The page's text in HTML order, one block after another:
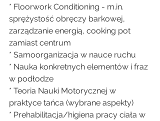
* Floorwork Conditioning - m.in.
sprężystość obręczy barkowej,
zarządzanie energią, cooking pot
zamiast centrum
* Samoorganizacja w nauce ruchu
* Nauka konkretnych elementów i fraz
w podłodze
* Teoria Nauki Motorycznej w
praktyce tańca (wybrane aspekty)
* Prehabilitacja/higiena pracy ciała w